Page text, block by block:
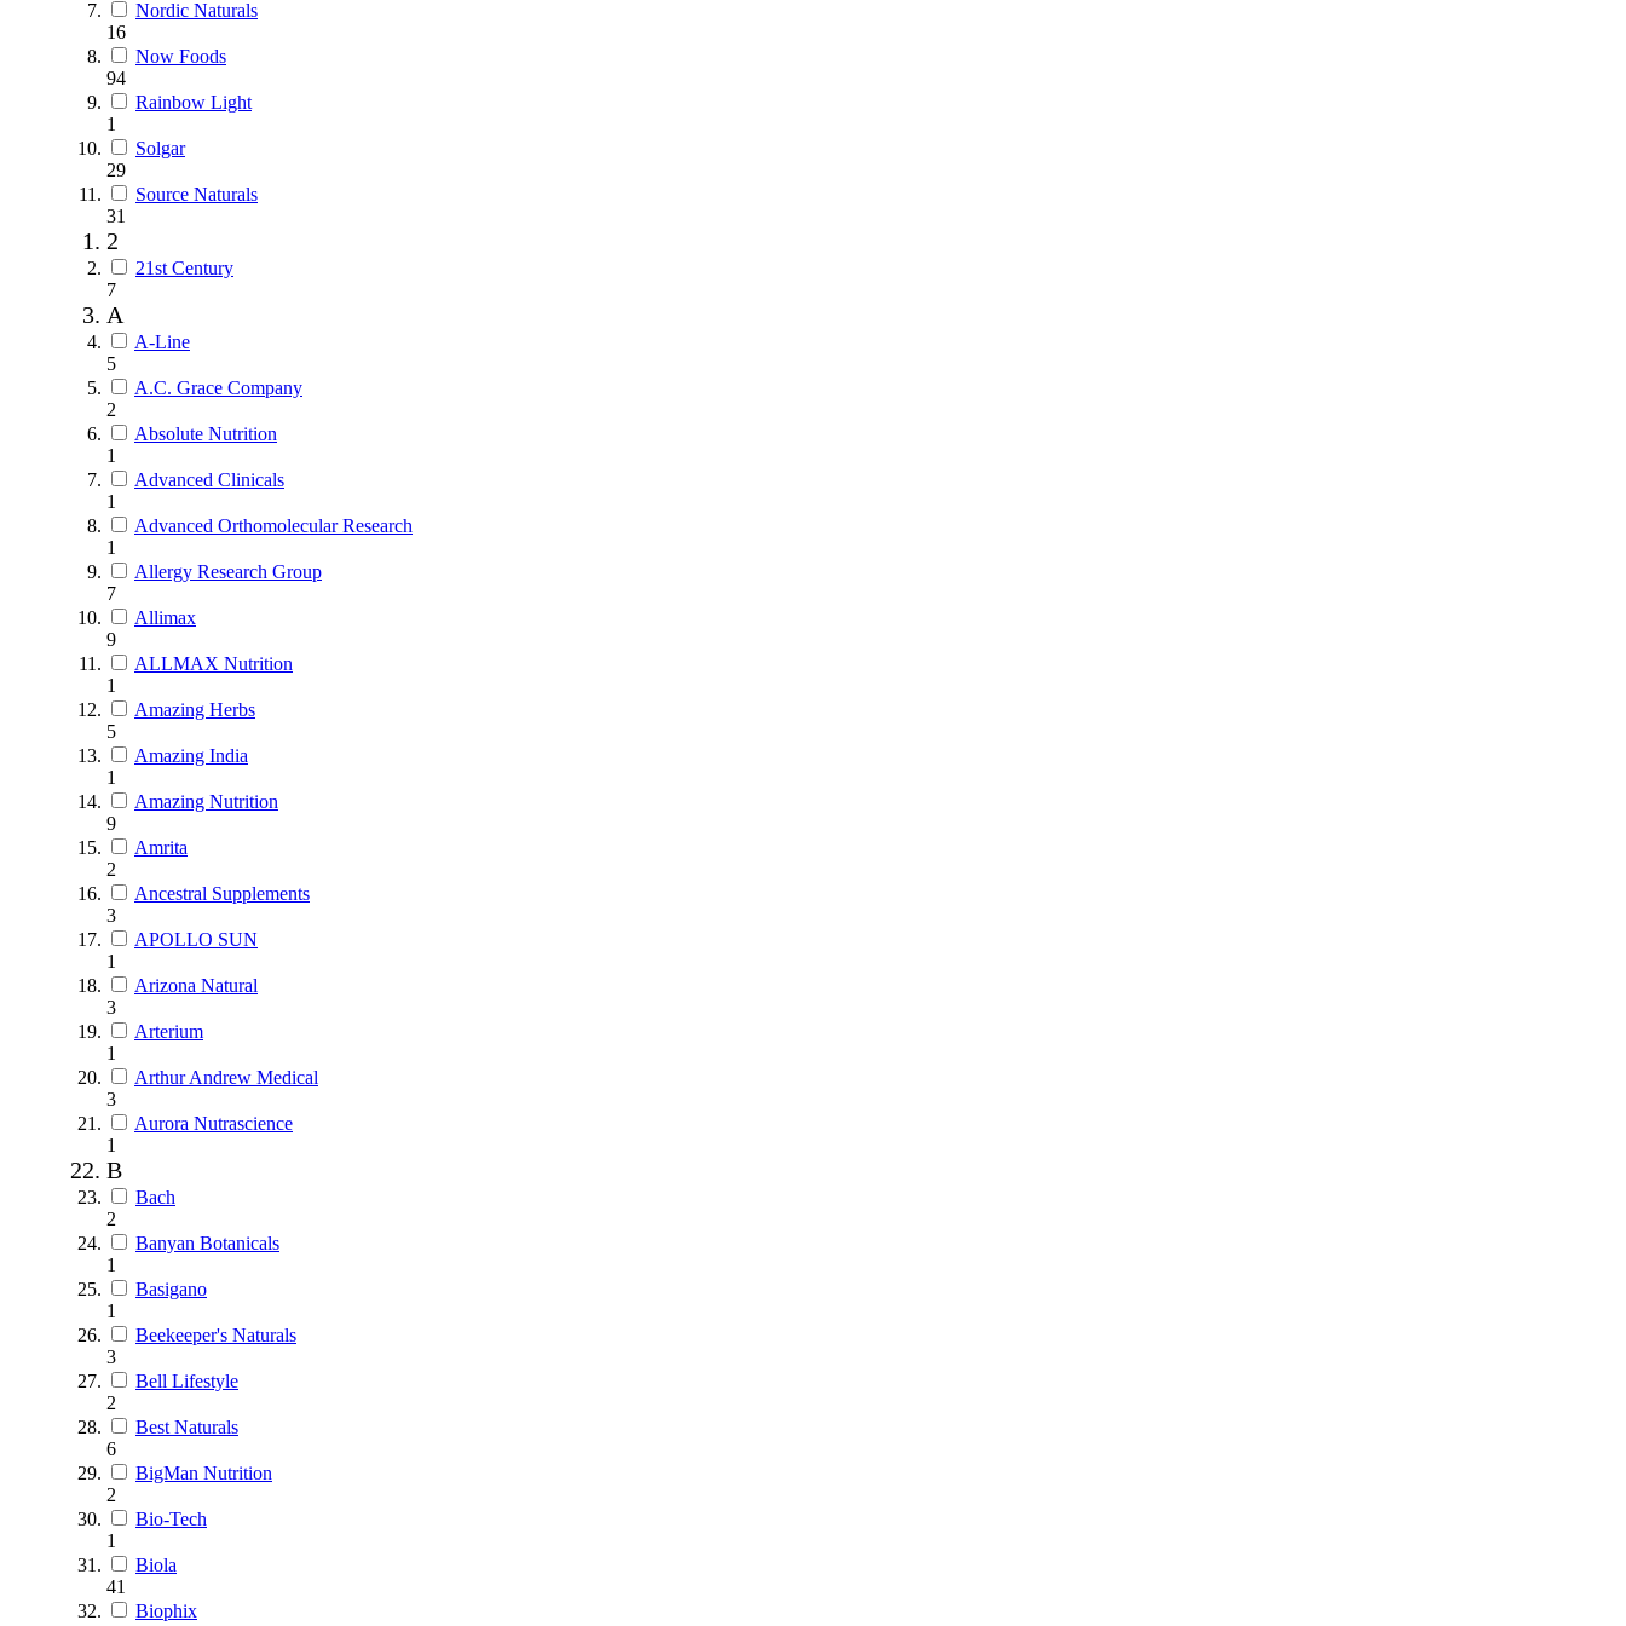
Nordic Naturals
16
Now Foods
94
Rainbow Light
1
Solgar
29
Source Naturals
31
2
21st Century
7
A
A-Line
5
A.C. Grace Company
2
Absolute Nutrition
1
Advanced Clinicals
1
Advanced Orthomolecular Research
1
Allergy Research Group
7
Allimax
9
ALLMAX Nutrition
1
Amazing Herbs
5
Amazing India
1
Amazing Nutrition
9
Amrita
2
Ancestral Supplements
3
APOLLO SUN
1
Arizona Natural
3
Arterium
1
Arthur Andrew Medical
3
Aurora Nutrascience
1
B
Bach
2
Banyan Botanicals
1
Basigano
1
Beekeeper's Naturals
3
Bell Lifestyle
2
Best Naturals
6
BigMan Nutrition
2
Bio-Tech
1
Biola
41
Biophix